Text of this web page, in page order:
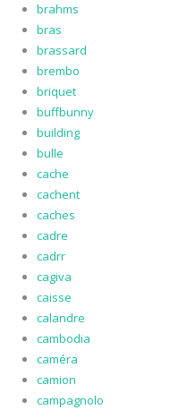
brahms
bras
brassard
brembo
briquet
buffbunny
building
bulle
cache
cachent
caches
cadre
cadrr
cagiva
caisse
calandre
cambodia
caméra
camion
campagnolo